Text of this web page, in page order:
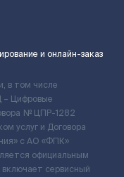
и онлайн-заказ
в том числе
Цифровые
№ ЦПР-1282
услуг и Договора
c АО «ФПК»
официальным
сервисный